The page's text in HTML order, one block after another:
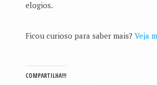
elogios.
Ficou curioso para saber mais? Veja
COMPARTILHA!!!